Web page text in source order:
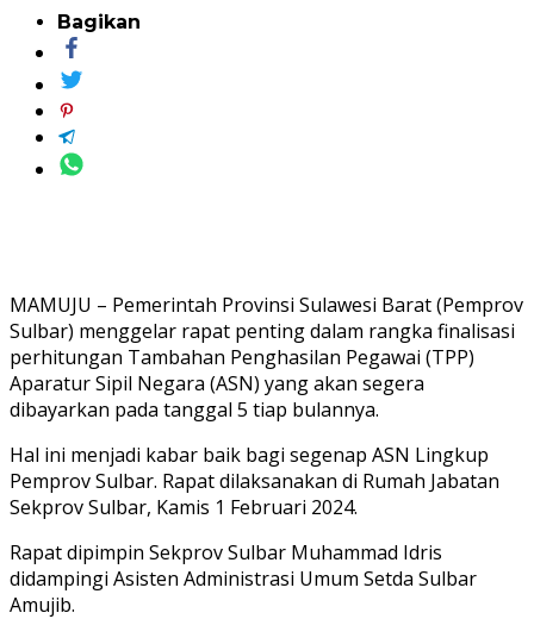
Bagikan
MAMUJU – Pemerintah Provinsi Sulawesi Barat (Pemprov
Sulbar) menggelar rapat penting dalam rangka finalisasi
perhitungan Tambahan Penghasilan Pegawai (TPP)
Aparatur Sipil Negara (ASN) yang akan segera
dibayarkan pada tanggal 5 tiap bulannya.
Hal ini menjadi kabar baik bagi segenap ASN Lingkup
Pemprov Sulbar. Rapat dilaksanakan di Rumah Jabatan
Sekprov Sulbar, Kamis 1 Februari 2024.
Rapat dipimpin Sekprov Sulbar Muhammad Idris
didampingi Asisten Administrasi Umum Setda Sulbar
Amujib.